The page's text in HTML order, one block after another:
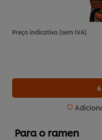
Preço indicativo (sem IVA)
Para o ramen